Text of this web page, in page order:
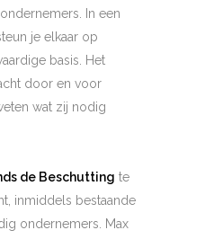
In een
je elkaar op
basis. Het
door en voor
wat zij nodig
de Beschutting te
inmiddels bestaande
ondernemers. Max